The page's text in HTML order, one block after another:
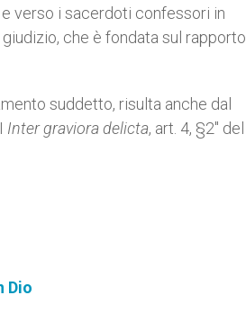
verso i sacerdoti confessori in
che è fondata sul rapporto
suddetto, risulta anche dal
Inter graviora delicta, art. 4, §2″ del
Dio